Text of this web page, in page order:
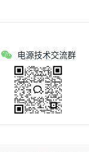
电源技术交流群